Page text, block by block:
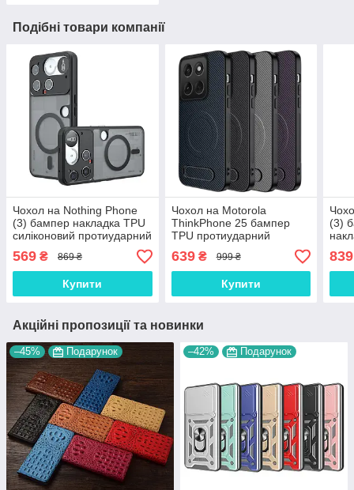
Подібні товари компанії
Чохол на Nothing Phone
(3) бампер накладка TPU
силіконовий протиударний
HYBRID"
569 ₴ 869 ₴
Купити
Чохол на Motorola
ThinkPhone 25 бампер
TPU протиударний
оригінальний із підставкою
"CARBON Mag-Safe"
639₴ 999 ₴
Купити
(3)
839
Акційні пропозиції та новинки
–45% Подарунок –42% Подарунок